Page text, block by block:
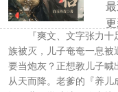
最
更
『爽文、文字张力
族被灭，儿子奄奄一息被
要当炮灰？正想教儿子喊
从天而降。老爹的『养儿